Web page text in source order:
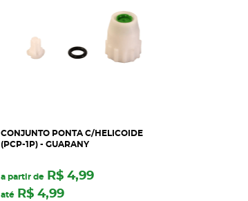
CONJUNTO PONTA C/HELICOIDE
(PCP-1P) - GUARANY
a partir de R$ 4,99
até R$ 4,99